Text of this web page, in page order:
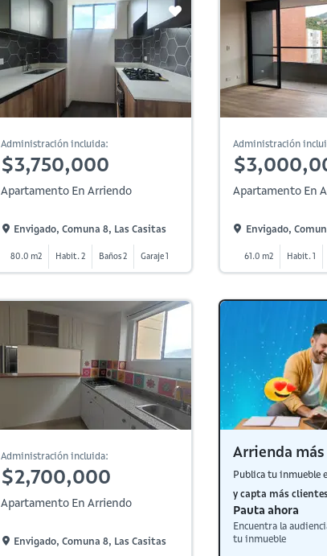
Administración incluida:
$3,750,000
Apartamento En Arriendo
Envigado, Comuna 8, Las Casitas
80.0 m2 Habit. 2 Baños 2 Garaje 1
Administración
Apartamento En
Envigado,
61.0 m2 Habit. 1
Administración incluida:
$2,700,000
Apartamento En Arriendo
Envigado, Comuna 8, Las Casitas
Arrienda
Publica tu inmueble
y capta más
Pauta ahora
Encuentra la
tu inmueble